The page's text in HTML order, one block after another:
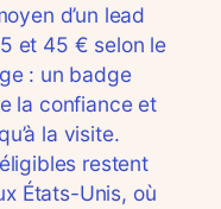
d’un lead
et 45 € selon le
: un badge
la confiance et
la visite.
restent
États-Unis, où